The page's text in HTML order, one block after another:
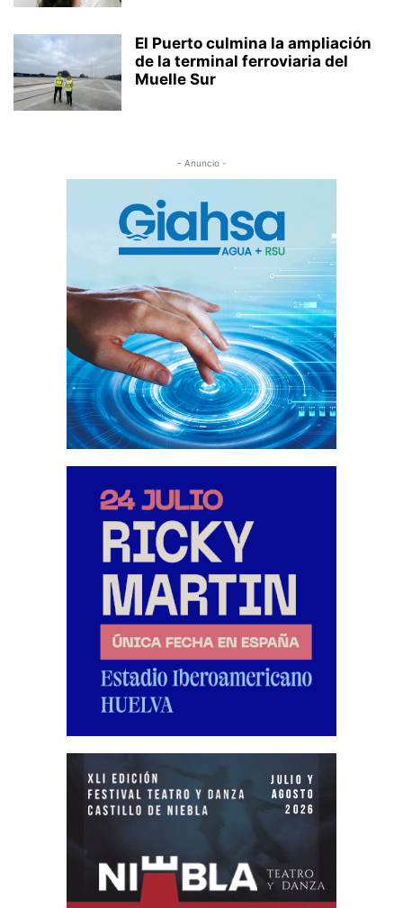
El Puerto culmina la ampliación
de la terminal ferroviaria del
Muelle Sur
- Anuncio -